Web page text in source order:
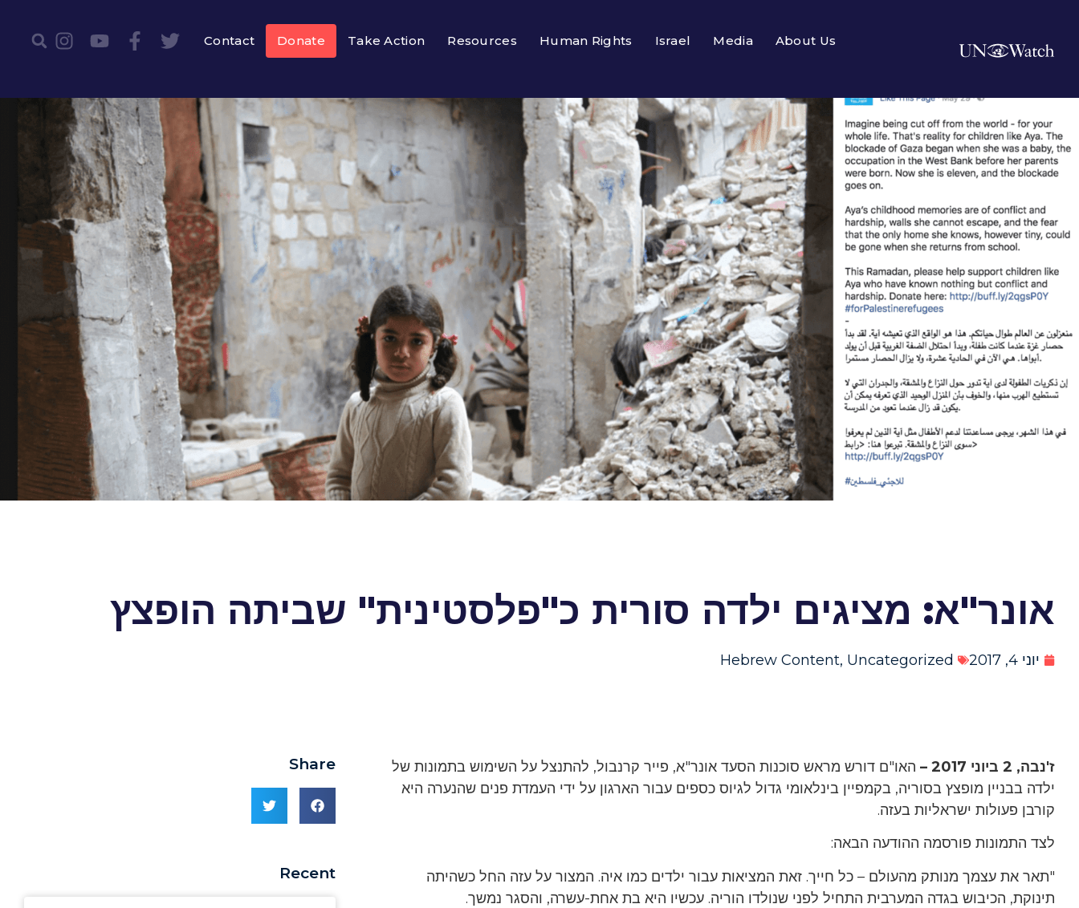
About Us
Media
Israel
Human Rights
Resources
Take Action
Donate
Contact
אונר"א: מציגים ילדה סורית כ"פלסטינית" שביתה הופצץ
יוני 4, 2017 Hebrew Content, Uncategorized
ז'נבה, 2 ביוני 2017 –
האו"ם דורש מראש סוכנות הסעד אונר"א, פייר קרנבול, להתנצל על השימוש בתמונות של
ילדה בבניין מופצץ בסוריה, בקמפיין בינלאומי גדול לגיוס כספים עבור הארגון על ידי העמדת פנים שהנערה היא
קורבן פעולות ישראליות בעזה.
לצד התמונות פורסמה ההודעה הבאה:
"תאר את עצמך מנותק מהעולם – כל חייך. זאת המציאות עבור ילדים כמו איה. המצור על עזה החל כשהיתה
תינוקת, הכיבוש בגדה המערבית התחיל לפני שנולדו הוריה. עכשיו היא בת אחת-עשרה, והסגר נמשך.
Share
Recent